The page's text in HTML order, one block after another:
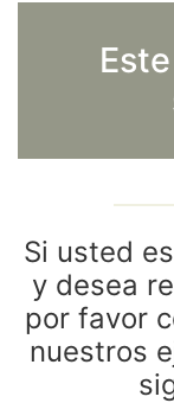
Si usted
y desea
por favor
nuestros